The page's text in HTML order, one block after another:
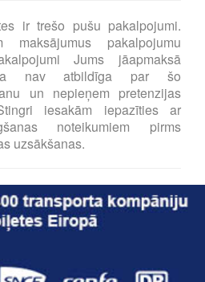
ir trešo pušu pakalpojumi.
maksājumus pakalpojumu
Jums jāapmaksā
nav atbildīga par šo
un nepieņem pretenzijas
iesakām iepazīties ar
noteikumiem pirms
uzsākšanas.